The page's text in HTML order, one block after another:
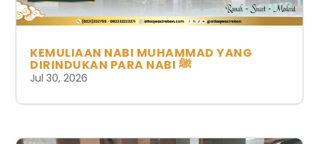
KEMULIAAN NABI MUHAMMAD YANG
DIRINDUKAN PARA NABI ﷺ
Jul 30, 2026